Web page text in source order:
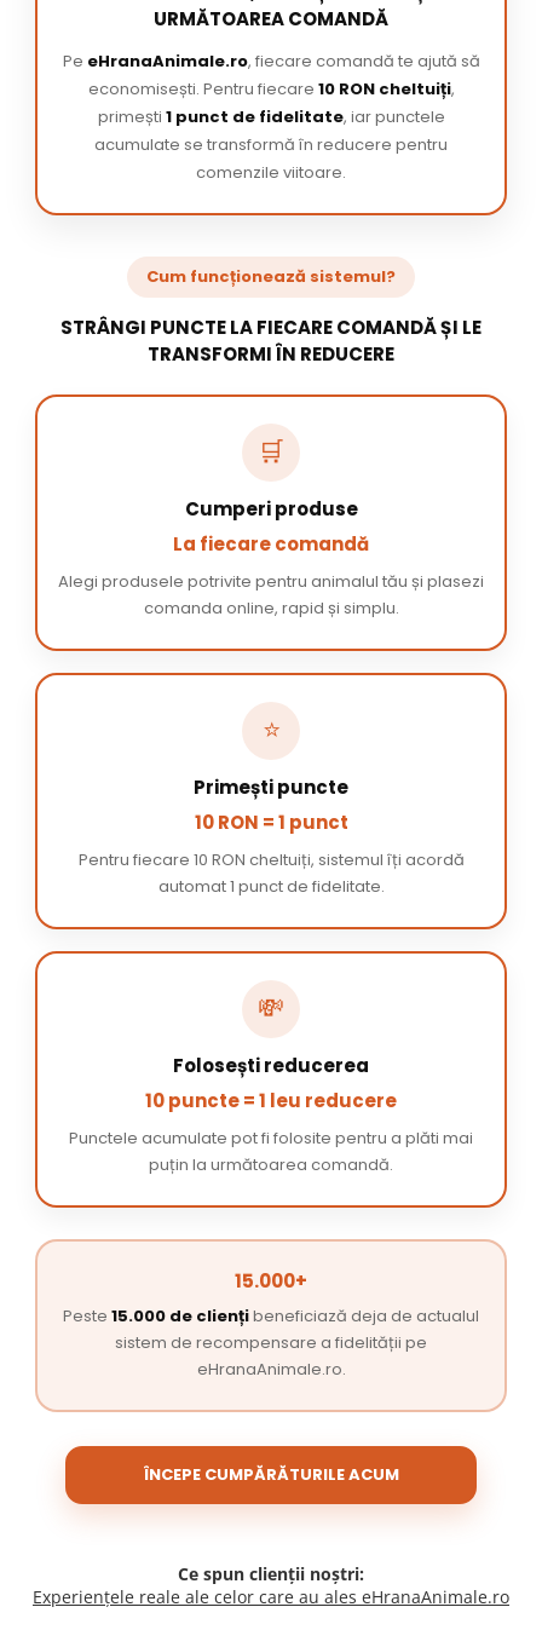
URMĂTOAREA COMANDĂ
Pe eHranaAnimale.ro, fiecare comandă te ajută să
economisești. Pentru fiecare 10 RON cheltuiți,
primești 1 punct de fidelitate, iar punctele
acumulate se transformă în reducere pentru
comenzile viitoare.
Cum funcționează sistemul?
STRÂNGI PUNCTE LA FIECARE COMANDĂ ȘI LE
TRANSFORMI ÎN REDUCERE
🛒
Cumperi produse
La fiecare comandă
Alegi produsele potrivite pentru animalul tău și plasezi
comanda online, rapid și simplu.
⭐
Primești puncte
10 RON = 1 punct
Pentru fiecare 10 RON cheltuiți, sistemul îți acordă
automat 1 punct de fidelitate.
💸
Folosești reducerea
10 puncte = 1 leu reducere
Punctele acumulate pot fi folosite pentru a plăti mai
puțin la următoarea comandă.
15.000+
Peste 15.000 de cliențibeneficiază deja de actualul
sistem de recompensare a fidelității pe
eHranaAnimale.ro.
ÎNCEPE CUMPĂRĂTURILE ACUM
Ce spun clienții noștri:
Experiențele reale ale celor care au ales eHranaAnimale.ro